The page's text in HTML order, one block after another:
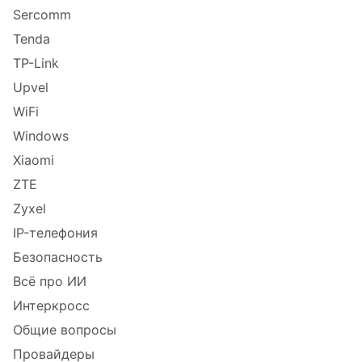
Sercomm
Tenda
TP-Link
Upvel
WiFi
Windows
Xiaomi
ZTE
Zyxel
IP-телефония
Безопасность
Всё про ИИ
Интеркросс
Общие вопросы
Провайдеры